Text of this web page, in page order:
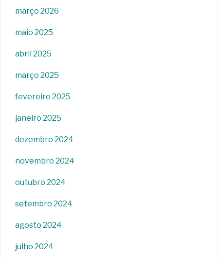
março 2026
maio 2025
abril 2025
março 2025
fevereiro 2025
janeiro 2025
dezembro 2024
novembro 2024
outubro 2024
setembro 2024
agosto 2024
julho 2024